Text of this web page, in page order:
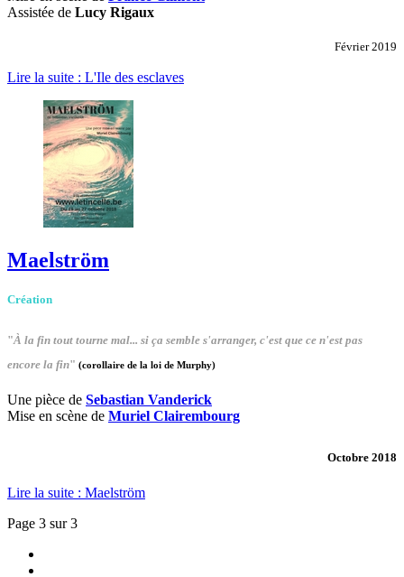
Assistée de Lucy Rigaux
Février 2019
Lire la suite : L'Ile des esclaves
Maelström
Création
"À la fin tout tourne mal... si ça semble s'arranger, c'est que ce n'est pas
encore la fin" (corollaire de la loi de Murphy)
Une pièce de Sebastian Vanderick
Mise en scène de Muriel Clairembourg
Octobre 2018
Lire la suite : Maelström
Page 3 sur 3